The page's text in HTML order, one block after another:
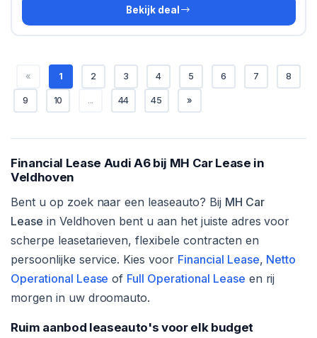
Bekijk deal
« 1 2 3 4 5 6 7 8
9 10 ... 44 45 »
Financial Lease Audi A6 bij MH Car Lease in
Veldhoven
Bent u op zoek naar een leaseauto? Bij MH Car
Lease in Veldhoven bent u aan het juiste adres voor
scherpe leasetarieven, flexibele contracten en
persoonlijke service. Kies voor Financial Lease, Netto
Operational Lease of Full Operational Lease en rij
morgen in uw droomauto.
Ruim aanbod leaseauto's voor elk budget